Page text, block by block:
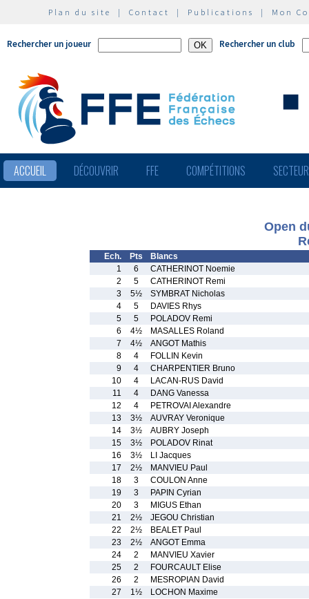
Plan du site | Contact | Publications | Mon
Rechercher un joueur Rechercher un club
ACCUEIL DÉCOUVRIR FFE COMPÉTITIONS
Open
Ech. Pts
Blancs
1
6
CATHERINOT Noemie
2
5
CATHERINOT Remi
3
5½
SYMBRAT Nicholas
4
5
DAVIES Rhys
5
5
POLADOV Remi
6
4½
MASALLES Roland
7
4½
ANGOT Mathis
8
4
FOLLIN Kevin
9
4
CHARPENTIER Bruno
10
4
LACAN-RUS David
11
4
DANG Vanessa
12
4
PETROVAI Alexandre
13
3½
AUVRAY Veronique
14
3½
AUBRY Joseph
15
3½
POLADOV Rinat
16
3½
LI Jacques
17
2½
MANVIEU Paul
18
3
COULON Anne
19
3
PAPIN Cyrian
20
3
MIGUS Ethan
21
2½
JEGOU Christian
22
2½
BEALET Paul
23
2½
ANGOT Emma
24
2
MANVIEU Xavier
25
2
FOURCAULT Elise
26
2
MESROPIAN David
27
1½
LOCHON Maxime